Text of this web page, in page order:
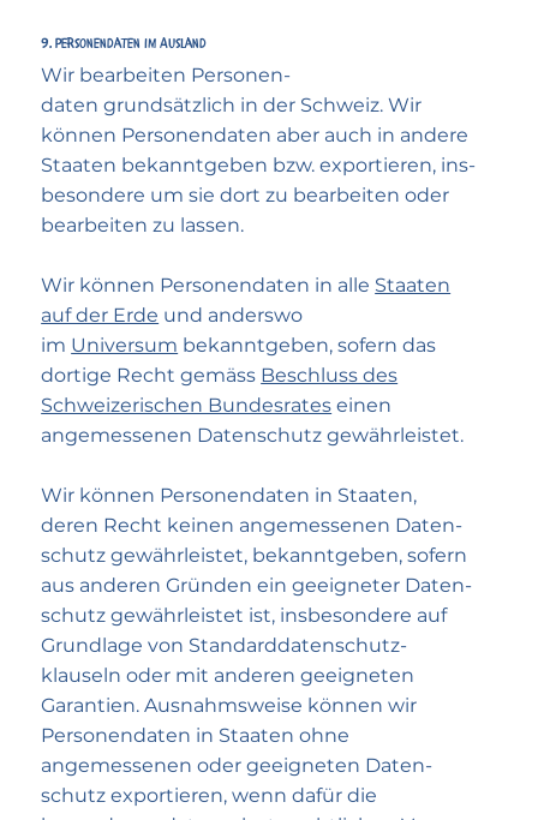
9. Personen­daten im Ausland
Wir bearbeiten Personen­
daten grundsätzlich in der Schweiz. Wir
können Personen­daten aber auch in andere
Staaten bekanntgeben bzw. expor­tieren, ins­
besondere um sie dort zu bear­beiten oder
bear­beiten zu lassen.
Wir können Personen­daten in alle Staaten
auf der Erde und anderswo
im Universum bekanntgeben, sofern das
dortige Recht gemäss Beschluss des
Schwei­zerischen Bundes­rates einen
angemessenen Daten­schutz gewährleistet.
Wir können Personen­daten in Staaten,
deren Recht keinen angemessenen Daten­
schutz gewähr­leistet, bekannt­geben, sofern
aus anderen Gründen ein geeigneter Daten­
schutz gewähr­leistet ist, ins­besondere auf
Grund­lage von Standard­datenschutz­
klauseln oder mit anderen geeigneten
Garantien. Ausnahms­weise können wir
Personen­daten in Staaten ohne
angemessenen oder geeigneten Daten­
schutz exportieren, wenn dafür die